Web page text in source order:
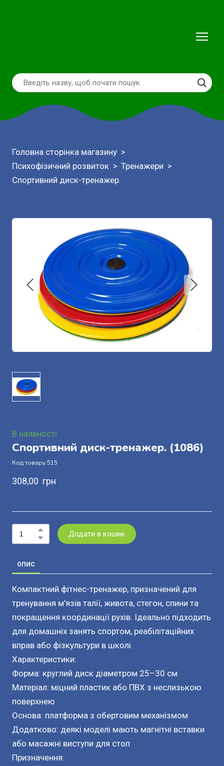
Головна сторінка магазину
Психофізичний розвиток
Тренажери
Спортивний диск-тренажер.
В наявності
Спортивний диск-тренажер. (1086)
Код товару 515
308,00  грн
Додати в кошик
ОПИС
Компактний фітнес-тренажер, призначений для
тренування м’язів талії, живота, стегон, спини та
покращення координації рухів. Ідеально підходить
для домашніх занять спортом, реабілітаційних
вправ або фізкультури в школі.
Характеристики:
Форма: круглий диск діаметром 25–30 см
Матеріал: міцний пластик або ПВХ з неслизькою
поверхнею
Основа: платформа з обертовим механізмом
Додатково: деякі моделі мають магнітні вставки
або масажні виступи для стоп
Призначення: